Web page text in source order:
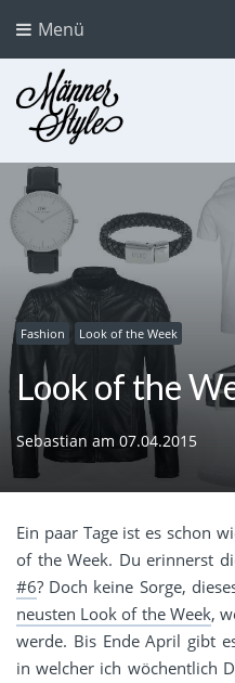
Menü
Männer Style
Der Mode Blog für Männer
Fashion Look of the Week
Look of the
Sebastian am 07.04.2015
Ein paar Tage ist es schon
of the Week. Du erinnerst
#6? Doch keine Sorge,
neusten Look of the Week,
werde. Bis Ende April gibt
in welcher ich wöchentlich